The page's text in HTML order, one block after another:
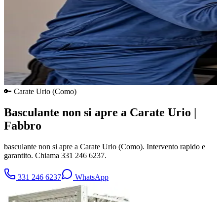
🔑 Carate Urio (Como)
Basculante non si apre a Carate Urio |
Fabbro
basculante non si apre a Carate Urio (Como). Intervento rapido e
garantito. Chiama 331 246 6237.
331 246 6237 WhatsApp